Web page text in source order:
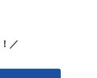
！／